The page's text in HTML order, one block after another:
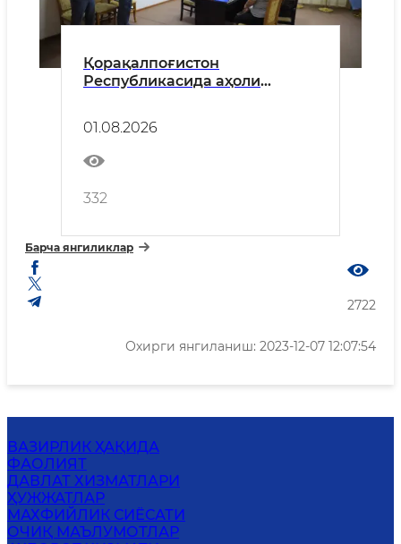
Қорақалпоғистон
Республикасида аҳоли
хизмат фаолияти ва
инфратузилма объектлари
кўздан кечирилди
01.08.2026
332
Барча янгиликлар
2722
Охирги янгиланиш: 2023-12-07 12:07:54
ВАЗИРЛИК ҲАҚИДА
ФАОЛИЯТ
ДАВЛАТ ХИЗМАТЛАРИ
ҲУЖЖАТЛАР
MАХФИЙЛИК СИЁСАТИ
ОЧИҚ МАЪЛУМОТЛАР